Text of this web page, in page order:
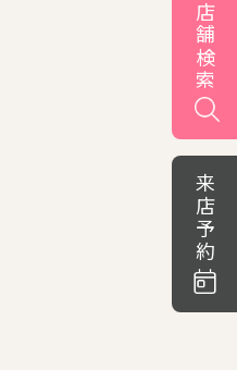
店舗検索
来店予約